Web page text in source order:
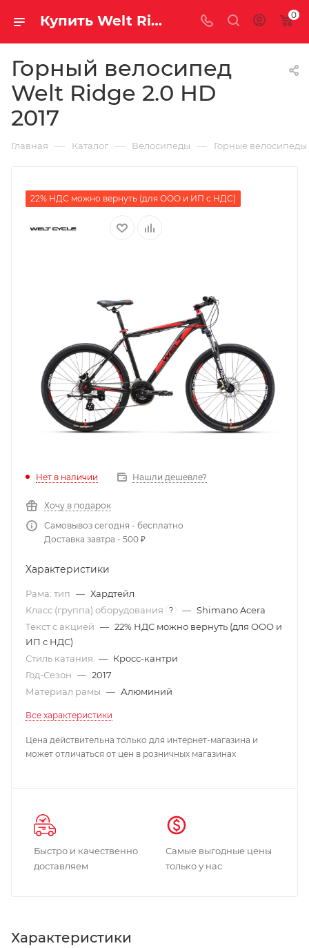
Купить Welt Ridge 2.0 HD 2017 за рублей, а со скидкой 0
Горный велосипед
Welt Ridge 2.0 HD
2017
Главная — Каталог — Велосипеды — Горные велосипеды
22% НДС можно вернуть (для ООО и ИП с НДС)
Нет в наличии Нашли дешевле?
Хочу в подарок
Самовывоз сегодня - бесплатно
Доставка завтра - 500 ₽
Характеристики
Рама: тип — Хардтейл
Класс (группа) оборудования
? — Shimano Acera
Текст с акцией — 22% НДС можно вернуть (для ООО и
ИП с НДС)
Стиль катания — Кросс-кантри
Год-Сезон — 2017
Материал рамы — Алюминий
Все характеристики
Цена действительна только для интернет-магазина и
может отличаться от цен в розничных магазинах
Быстро и качественно
доставляем
Самые выгодные цены
только у нас
Характеристики